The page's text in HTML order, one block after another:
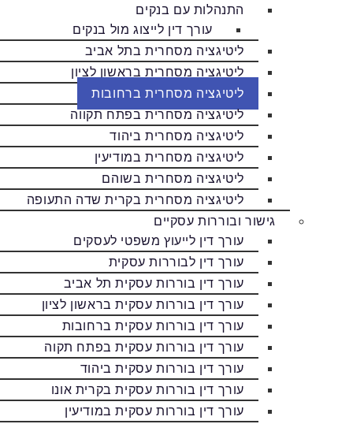
התנהלות עם בנקים
עורך דין לייצוג מול בנקים
ליטיגציה מסחרית בתל אביב
ליטיגציה מסחרית בראשון לציון
ליטיגציה מסחרית ברחובות
ליטיגציה מסחרית בפתח תקווה
ליטיגציה מסחרית ביהוד
ליטיגציה מסחרית במודיעין
ליטיגציה מסחרית בשוהם
ליטיגציה מסחרית בקרית שדה התעופה
גישור ובוררות עסקיים
עורך דין לייעוץ משפטי לעסקים
עורך דין לבוררות עסקית
עורך דין בוררות עסקית תל אביב
עורך דין בוררות עסקית בראשון לציון
עורך דין בוררות עסקית ברחובות
עורך דין בוררות עסקית בפתח תקוה
עורך דין בוררות עסקית ביהוד
עורך דין בוררות עסקית בקרית אונו
עורך דין בוררות עסקית במודיעין